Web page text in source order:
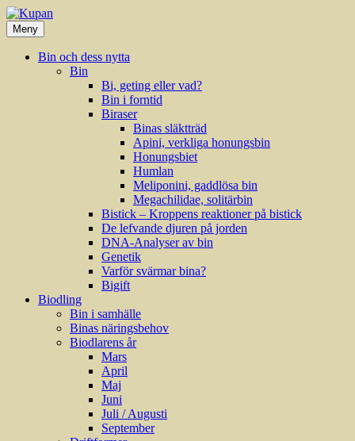
Hoppa
till
innehåll
Meny
Bin och dess nytta
Bin
Bi, geting eller vad?
Bin i forntid
Biraser
Binas släktträd
Apini, verkliga honungsbin
Honungsbiet
Humlan
Meliponini, gaddlösa bin
Megachilidae, solitärbin
Bistick – Kroppens reaktioner på bistick
De lefvande djuren på jorden
DNA-Analyser av bin
Genetik
Varför svärmar bina?
Bigift
Biodling
Bin i samhälle
Binas näringsbehov
Biodlarens år
Mars
April
Maj
Juni
Juli / Augusti
September